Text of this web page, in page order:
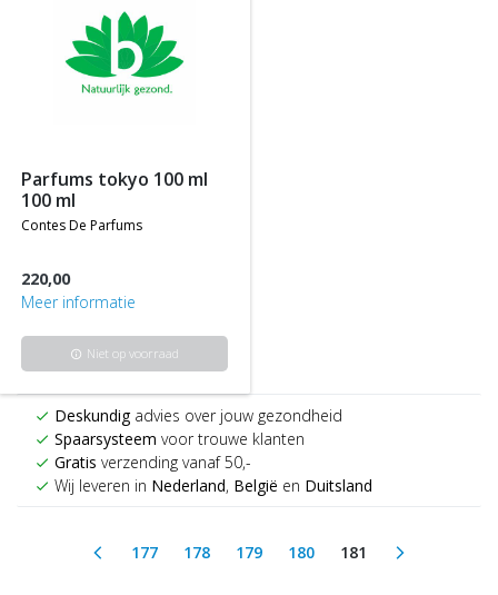
parfums tokyo 100 ml
100 ml
contes de parfums
220,00
Meer informatie
info Niet op voorraad
check Deskundigadvies over jouw gezondheid
check Spaarsysteem voor trouwe klanten
check Gratis verzending vanaf 50,-
check Wij leveren in Nederland, België en Duitsland
arrow_back_ios 177 178 179 180 181
(current)
arrow_forward_ios